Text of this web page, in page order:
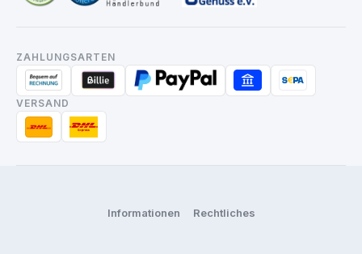
ZAHLUNGSARTEN
VERSAND
Informationen Rechtliches